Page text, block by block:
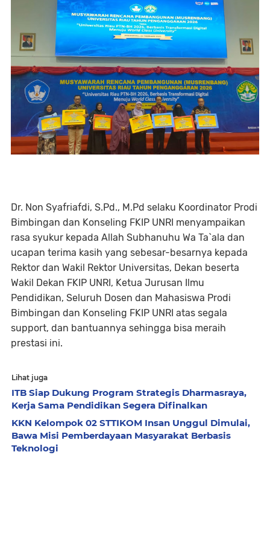
Dr. Non Syafriafdi, S.Pd., M.Pd selaku Koordinator Prodi
Bimbingan dan Konseling FKIP UNRI menyampaikan
rasa syukur kepada Allah Subhanuhu Wa Ta`ala dan
ucapan terima kasih yang sebesar-besarnya kepada
Rektor dan Wakil Rektor Universitas, Dekan beserta
Wakil Dekan FKIP UNRI, Ketua Jurusan Ilmu
Pendidikan, Seluruh Dosen dan Mahasiswa Prodi
Bimbingan dan Konseling FKIP UNRI atas segala
support, dan bantuannya sehingga bisa meraih
prestasi ini.
Lihat juga
ITB Siap Dukung Program Strategis Dharmasraya,
Kerja Sama Pendidikan Segera Difinalkan
KKN Kelompok 02 STTIKOM Insan Unggul Dimulai,
Bawa Misi Pemberdayaan Masyarakat Berbasis
Teknologi